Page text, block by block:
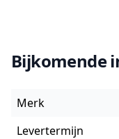
Bijkomende
Merk
Levertermijn